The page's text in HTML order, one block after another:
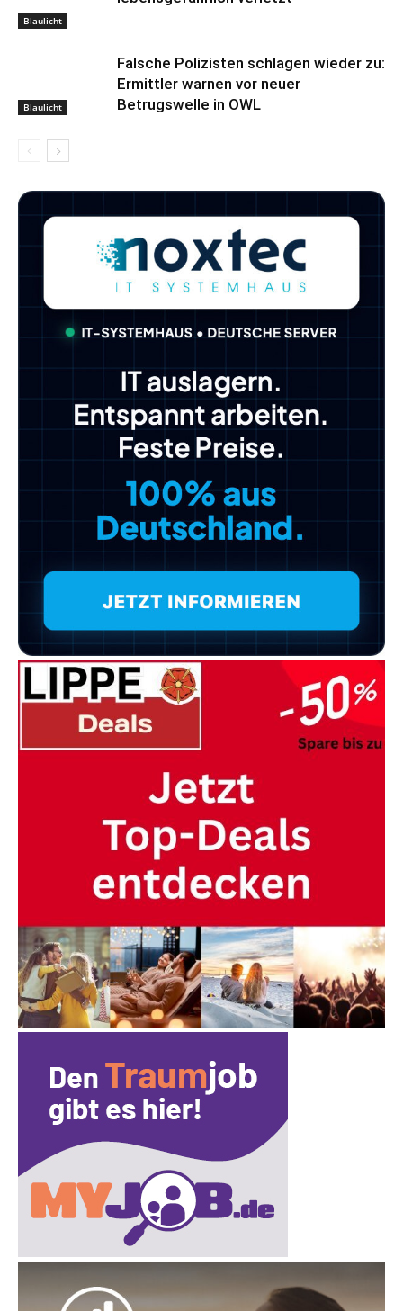
Blaulicht
Blaulicht
Falsche Polizisten schlagen wieder zu:
Ermittler warnen vor neuer
Betrugswelle in OWL